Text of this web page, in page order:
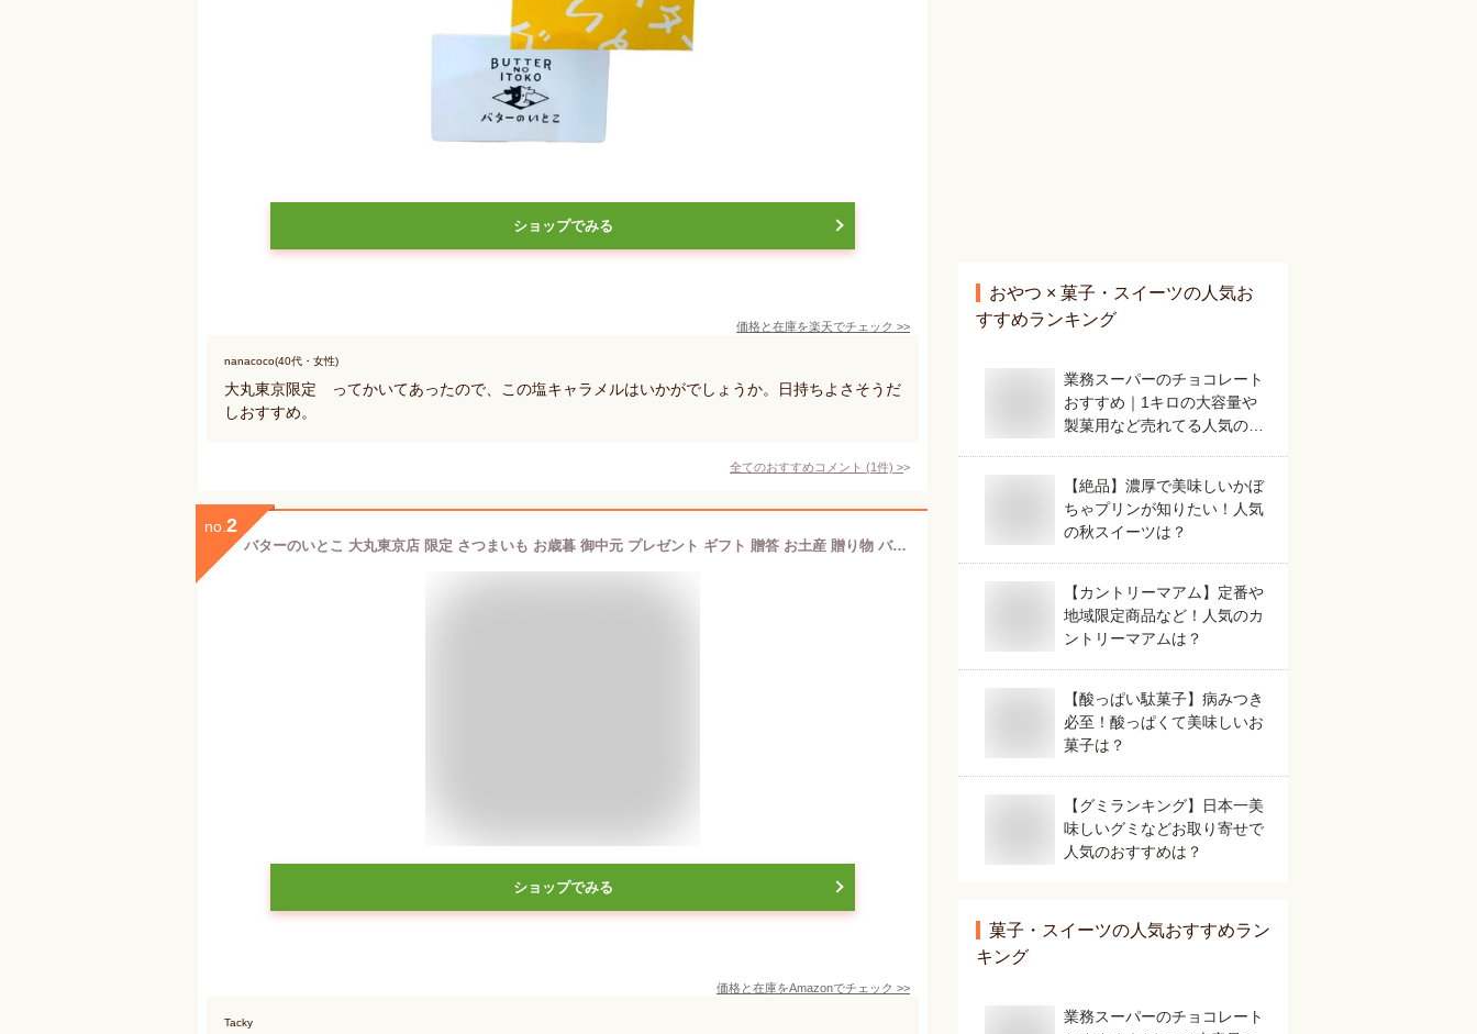
ショップでみる
価格と在庫を楽天でチェック >>
nanacoco(40代・女性)
大丸東京限定 ってかいてあったので、この塩キャラメルはいかがでしょうか。日持ちよさそうだ
しおすすめ。
全てのおすすめコメント (1件) >
no. 2
バターのいとこ 大丸東京店 限定 さつまいも お歳暮 御中元 プレゼント ギフト 贈答 お土産 贈り物 バレンタインデー ホワイトデー クリスマス 母の日 父の日 ハロウィン 銘菓 スイーツ お菓子 テレビ 那須
ショップでみる
価格と在庫をAmazonでチェック >>
Tacky
おやつ × 菓子・スイーツの人気お
すすめランキング
業務スーパーのチョコレート
おすすめ｜1キロの大容量や
製菓用など売れてる人気のも
【絶品】濃厚で美味しいかぼ
ちゃプリンが知りたい！人気
の秋スイーツは？
【カントリーマアム】定番や
地域限定商品など！人気のカ
ントリーマアムは？
【酸っぱい駄菓子】病みつき
必至！酸っぱくて美味しいお
菓子は？
【グミランキング】日本一美
味しいグミなどお取り寄せで
人気のおすすめは？
菓子・スイーツの人気おすすめラン
キング
業務スーパーのチョコレート